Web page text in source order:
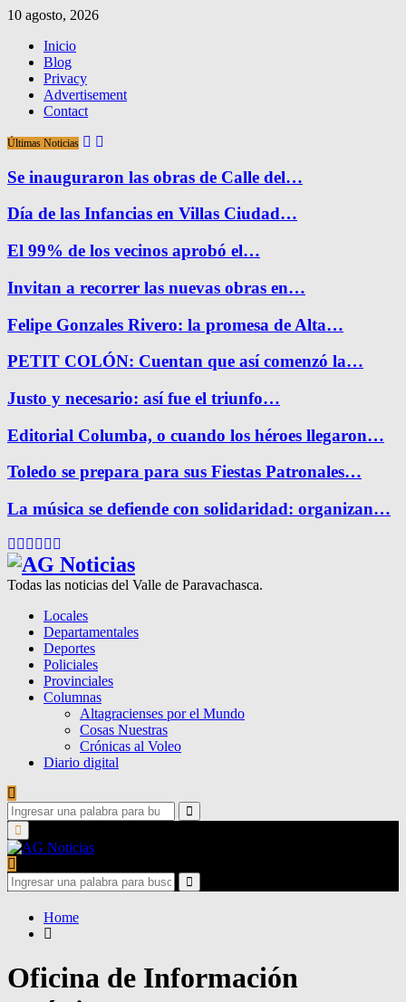
10 agosto, 2026
Inicio
Blog
Privacy
Advertisement
Contact
Últimas Noticias
Se inauguraron las obras de Calle del…
Día de las Infancias en Villas Ciudad…
El 99% de los vecinos aprobó el…
Invitan a recorrer las nuevas obras en…
Felipe Gonzales Rivero: la promesa de Alta…
PETIT COLÓN: Cuentan que así comenzó la…
Justo y necesario: así fue el triunfo…
Editorial Columba, o cuando los héroes llegaron…
Toledo se prepara para sus Fiestas Patronales…
La música se defiende con solidaridad: organizan…
Facebook
Twitter
Instagram
Pinterest
Google
Todas las noticias del Valle de Paravachasca.
Locales
Departamentales
Deportes
Policiales
Provinciales
Columnas
Altagracienses por el Mundo
Cosas Nuestras
Crónicas al Voleo
Diario digital
Search
for:
Search
Primary
Menu
Search
for:
Search
Home
Oficina de Información